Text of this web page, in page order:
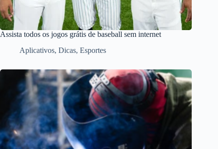
Assista todos os jogos grátis de baseball sem internet
Aplicativos, Dicas, Esportes